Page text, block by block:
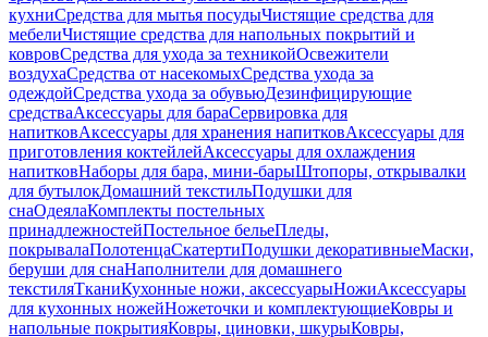
кухниСредства для мытья посудыЧистящие средства для
мебелиЧистящие средства для напольных покрытий и
ковровСредства для ухода за техникойОсвежители
воздухаСредства от насекомыхСредства ухода за
одеждойСредства ухода за обувьюДезинфицирующие
средстваАксессуары для бараСервировка для
напитковАксессуары для хранения напитковАксессуары для
приготовления коктейлейАксессуары для охлаждения
напитковНаборы для бара, мини-барыШтопоры, открывалки
для бутылокДомашний текстильПодушки для
снаОдеялаКомплекты постельных
принадлежностейПостельное бельеПледы,
покрывалаПолотенцаСкатертиПодушки декоративныеМаски,
беруши для снаНаполнители для домашнего
текстиляТканиКухонные ножи, аксессуарыНожиАксессуары
для кухонных ножейНожеточки и комплектующиеКовры и
напольные покрытияКовры, циновки, шкурыКовры,